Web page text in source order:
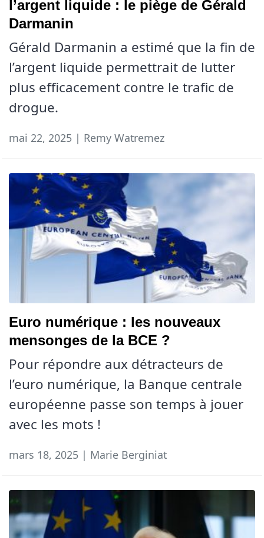
l’argent liquide : le piège de Gérald
Darmanin
Gérald Darmanin a estimé que la fin de
l’argent liquide permettrait de lutter
plus efficacement contre le trafic de
drogue.
mai 22, 2025 | Remy Watremez
Euro numérique : les nouveaux
mensonges de la BCE ?
Pour répondre aux détracteurs de
l’euro numérique, la Banque centrale
européenne passe son temps à jouer
avec les mots !
mars 18, 2025 | Marie Berginiat